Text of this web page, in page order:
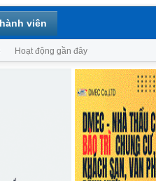
viên
Hoạt động gần đây